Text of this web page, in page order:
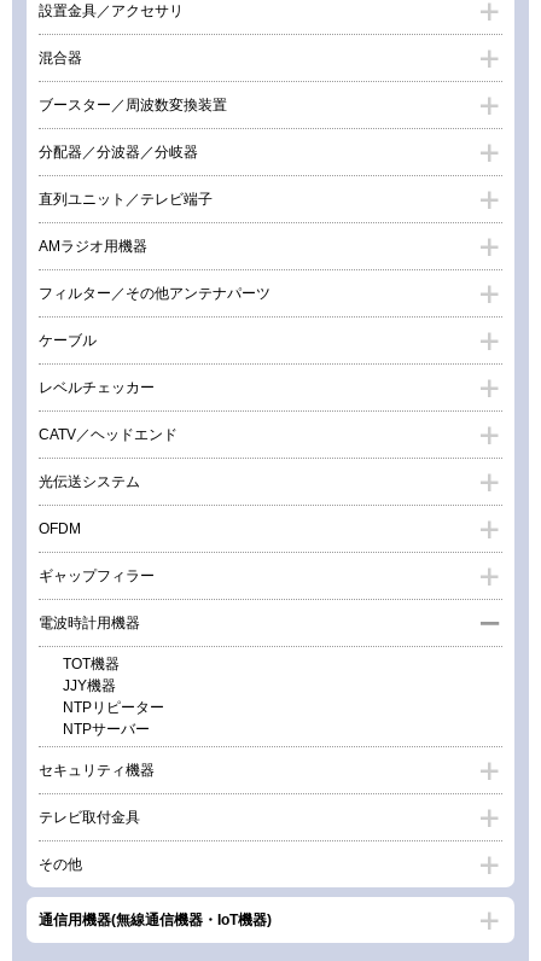
設置金具／アクセサリ
混合器
ブースター／周波数変換装置
分配器／分波器／分岐器
直列ユニット／テレビ端子
AMラジオ用機器
フィルター／その他アンテナパーツ
ケーブル
レベルチェッカー
CATV／ヘッドエンド
光伝送システム
OFDM
ギャップフィラー
電波時計用機器
TOT機器
JJY機器
NTPリピーター
NTPサーバー
セキュリティ機器
テレビ取付金具
その他
通信用機器(無線通信機器・IoT機器)